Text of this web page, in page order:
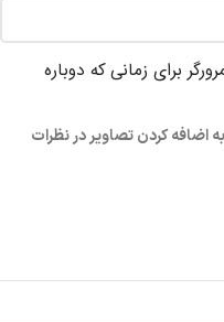
برای زمانی که دوباره
اضافه کردن تصاویر در نظرات